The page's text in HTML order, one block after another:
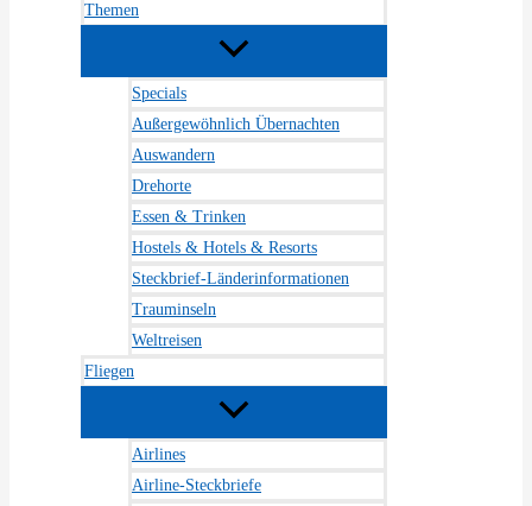
Themen
Specials
Außergewöhnlich Übernachten
Auswandern
Drehorte
Essen & Trinken
Hostels & Hotels & Resorts
Steckbrief-Länderinformationen
Trauminseln
Weltreisen
Fliegen
Airlines
Airline-Steckbriefe